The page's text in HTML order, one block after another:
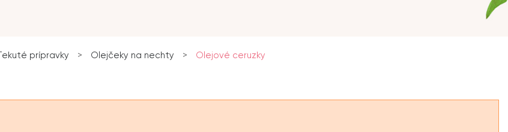
Tekuté prípravky > Olejčeky na nechty > Olejové ceruzky